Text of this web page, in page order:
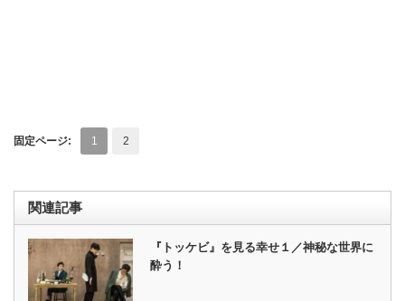
固定ページ: 1 2
関連記事
『トッケビ』を見る幸せ１／神秘な世界に
酔う！